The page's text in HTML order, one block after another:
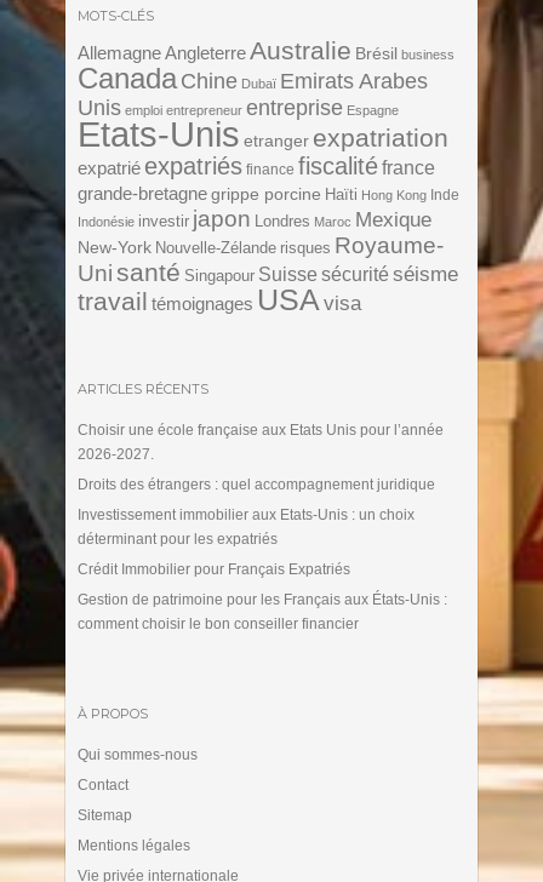
MOTS-CLÉS
Allemagne AngleterreAustralie Brésil business
Canada Chine Dubaï Emirats Arabes
Unis emploi entrepreneur entreprise Espagne
Etats-Unis etranger expatriation
expatrié expatriés finance fiscalitéfrance
grande-bretagne grippe porcine Haïti Hong Kong Inde
Indonésie investir japon Londres Maroc Mexique
New-York Nouvelle-Zélande risques Royaume-
Unisanté Singapour Suisse sécurité séisme
travail témoignages USA visa
ARTICLES RÉCENTS
Choisir une école française aux Etats Unis pour l’année
2026-2027.
Droits des étrangers : quel accompagnement juridique
Investissement immobilier aux Etats-Unis : un choix
déterminant pour les expatriés
Crédit Immobilier pour Français Expatriés
Gestion de patrimoine pour les Français aux États-Unis :
comment choisir le bon conseiller financier
À PROPOS
Qui sommes-nous
Contact
Sitemap
Mentions légales
Vie privée internationale